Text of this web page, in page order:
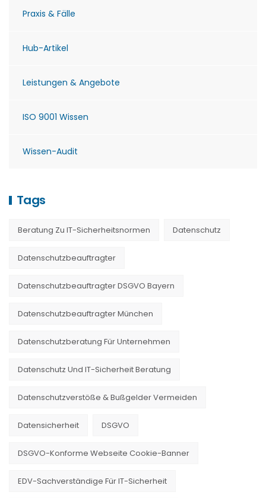
Praxis & Fälle
Hub-Artikel
Leistungen & Angebote
ISO 9001 Wissen
Wissen-Audit
Tags
Beratung Zu IT-Sicherheitsnormen Datenschutz
Datenschutzbeauftragter
Datenschutzbeauftragter DSGVO Bayern
Datenschutzbeauftragter München
Datenschutzberatung Für Unternehmen
Datenschutz Und IT-Sicherheit Beratung
Datenschutzverstöße & Bußgelder Vermeiden
Datensicherheit DSGVO
DSGVO-Konforme Webseite Cookie-Banner
EDV-Sachverständige Für IT-Sicherheit